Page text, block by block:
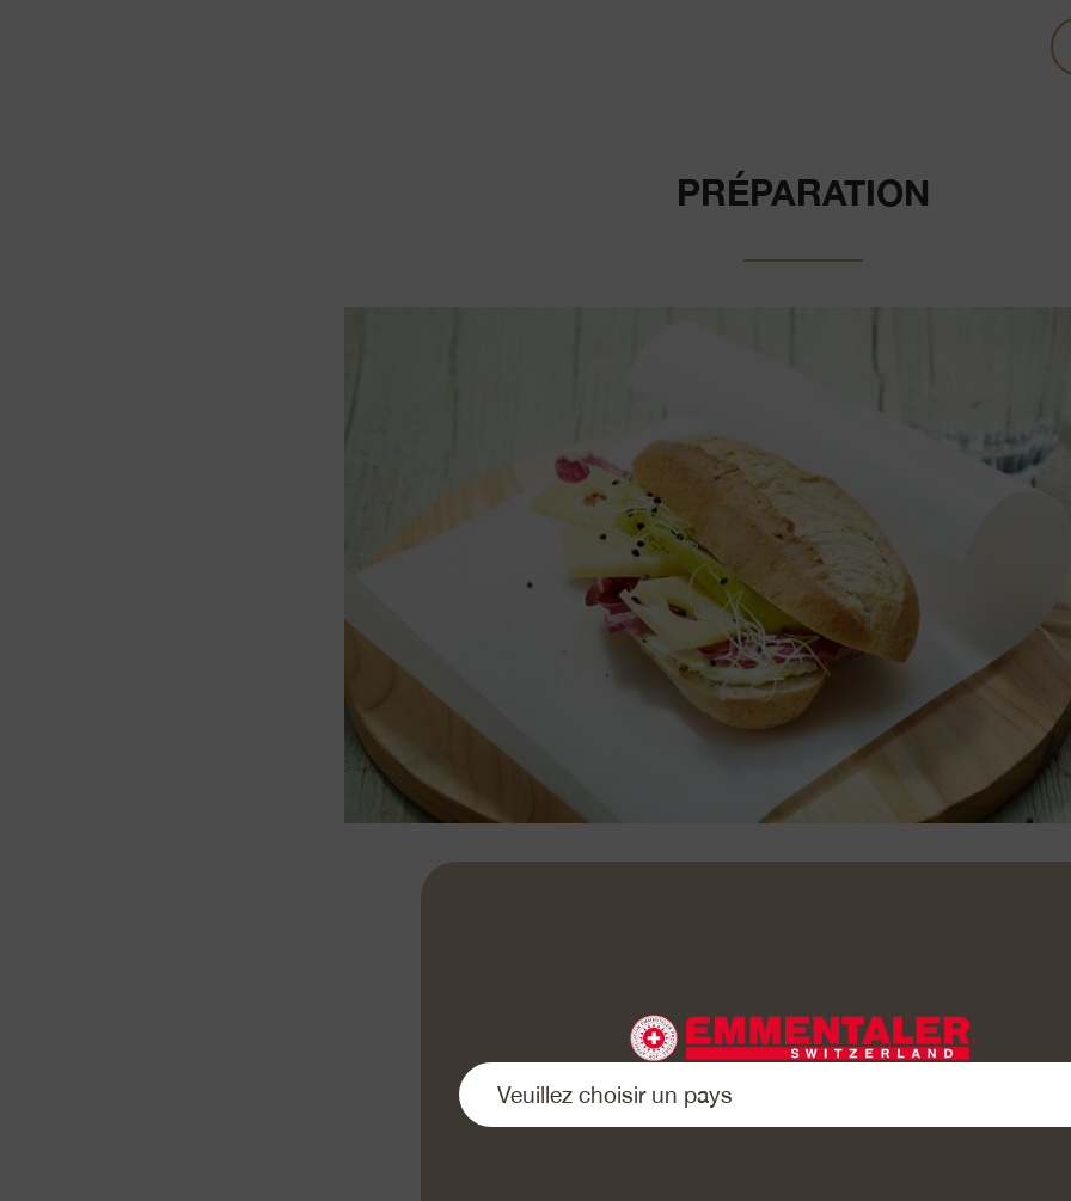
PRÉPARATION
en tranches. Les arroser de jus de citron. Couper l’Emmentaler AOP en
Mélanger le fromage frais et la moutarde.
Couper les pains en 2 et les tartiner de de fromage frais à la moutarde.